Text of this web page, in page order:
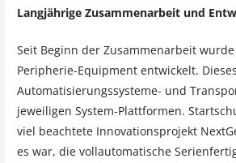
Langjährige Zusammenarbeit und
Seit Beginn der Zusammenarbeit
Peripherie-Equipment entwickelt.
Automatisierungssysteme- und
jeweiligen System-Plattformen.
viel beachtete Innovationsprojekt
es war, die vollautomatische